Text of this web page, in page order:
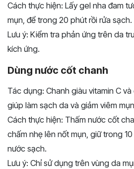
Cách thực hiện: Lấy gel nha đam
mụn, để trong 20 phút rồi rửa sạch.
Lưu ý: Kiểm tra phản ứng trên da
kích ứng.
Dùng nước cốt chanh
Tác dụng: Chanh giàu vitamin C
giúp làm sạch da và giảm viêm
Cách thực hiện: Thấm nước cốt
chấm nhẹ lên nốt mụn, giữ trong
nước sạch.
Lưu ý: Chỉ sử dụng trên vùng da